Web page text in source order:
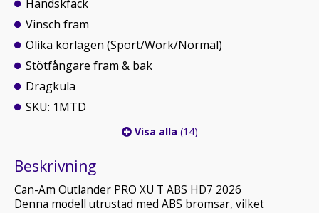
Handskfack
Vinsch fram
Olika körlägen (Sport/Work/Normal)
Stötfångare fram & bak
Dragkula
SKU: 1MTD
Visa alla (14)
Beskrivning
Can-Am Outlander PRO XU T ABS HD7 2026
Denna modell utrustad med ABS bromsar, vilket